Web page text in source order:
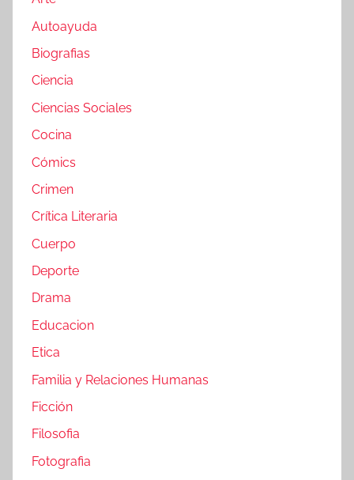
Autoayuda
Biografias
Ciencia
Ciencias Sociales
Cocina
Cómics
Crimen
Crítica Literaria
Cuerpo
Deporte
Drama
Educacion
Etica
Familia y Relaciones Humanas
Ficción
Filosofia
Fotografia